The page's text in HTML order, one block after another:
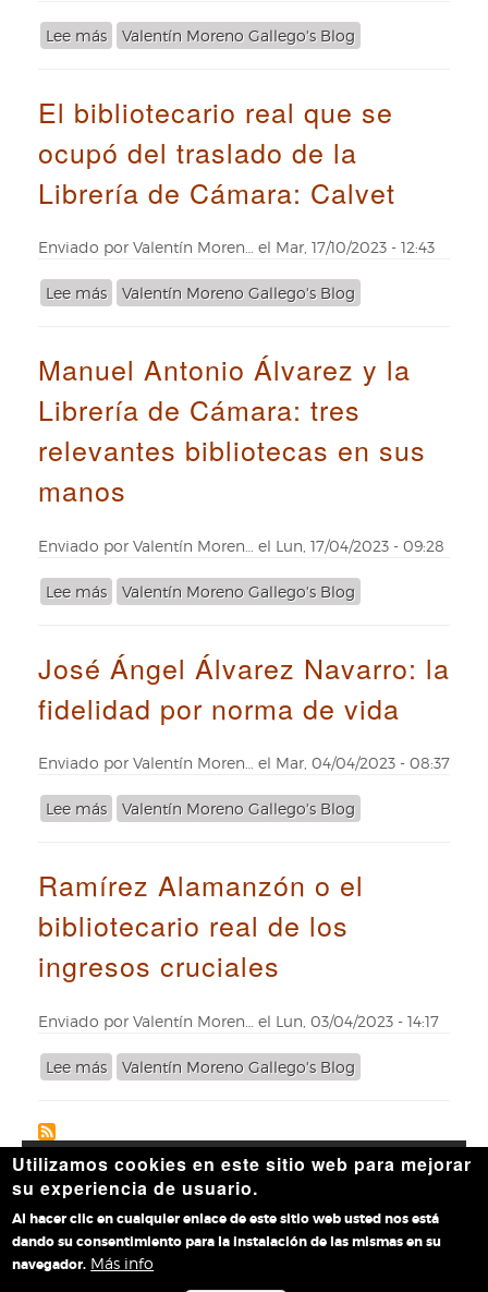
Lee mássobre
o
el
asentamiento
la
Biblioteca
Valentín Moreno Gallego's Blog
El bibliotecario real que se
ocupó del traslado de la
Librería de Cámara: Calvet
Enviado por Valentín Moren… el Mar, 17/10/2023 - 12:43
Lee mássobre
real
que
se
del
de
Librería
Cámara:
Valentín Moreno Gallego's Blog
Manuel Antonio Álvarez y la
Librería de Cámara: tres
relevantes bibliotecas en sus
manos
Enviado por Valentín Moren… el Lun, 17/04/2023 - 09:28
Lee mássobre
Álvarez
y
la
Cámara:
tres
relevantes
sus
Valentín Moreno Gallego's Blog
José Ángel Álvarez Navarro: la
fidelidad por norma de vida
Enviado por Valentín Moren… el Mar, 04/04/2023 - 08:37
Lee mássobre
Álvarez
Navarro:
la
por
de
Valentín Moreno Gallego's Blog
Ramírez Alamanzón o el
bibliotecario real de los
ingresos cruciales
Enviado por Valentín Moren… el Lun, 03/04/2023 - 14:17
Lee mássobre
el
bibliotecario
de
los
ingresos
Valentín Moreno Gallego's Blog
Accesibilidad|Aviso legal |Política de privacidad |Política
de cookies|Contacto
Utilizamos cookies en este sitio web para mejorar
su experiencia de usuario.
Al hacer clic en cualquier enlace de este sitio web usted nos está
dando su consentimiento para la instalación de las mismas en su
navegador. Más info